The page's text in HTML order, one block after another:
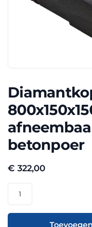
betonpoer
€ 322,00
800x150x150
mm
afneembaar